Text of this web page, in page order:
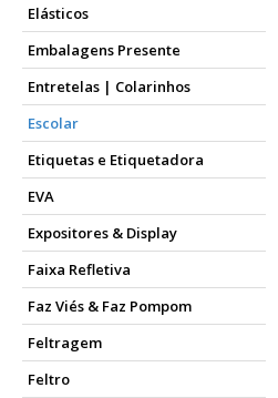
Elásticos
Embalagens Presente
Entretelas | Colarinhos
Escolar
Etiquetas e Etiquetadora
EVA
Expositores & Display
Faixa Refletiva
Faz Viés & Faz Pompom
Feltragem
Feltro